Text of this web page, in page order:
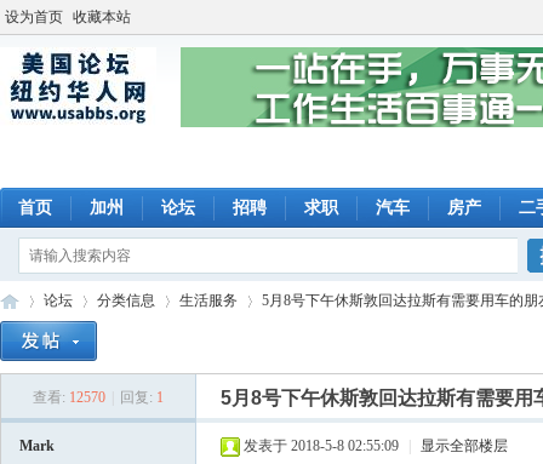
设为首页 收藏本站
首页 加州 论坛 招聘 求职 汽车 房产 二
论坛
›
分类信息
›
生活服务
›
5月8号下午休斯敦回达拉斯有需要用车的朋
查看: 12570 回复: 1 5月8号下午休斯敦回达拉斯有需要用
Mark 发表于 2018-5-8 02:55:09 显示全部楼层